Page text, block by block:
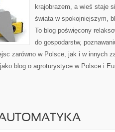
krajobrazem, a wieś staje
świata w spokojniejszym,
To blog poświęcony
do gospodarstw,
zarówno w Polsce, jak i w innych
blog o agroturystyce w Polsce i